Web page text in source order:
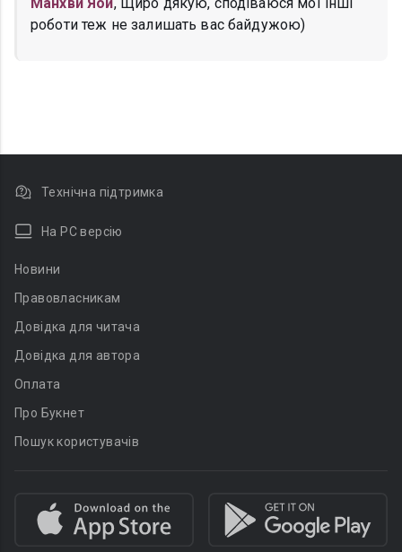
роботи теж не залишать вас байдужою)
Технічна підтримка
На PC версію
Новини
Правовласникам
Довідка для читача
Довідка для автора
Оплата
Про Букнет
Пошук користувачів